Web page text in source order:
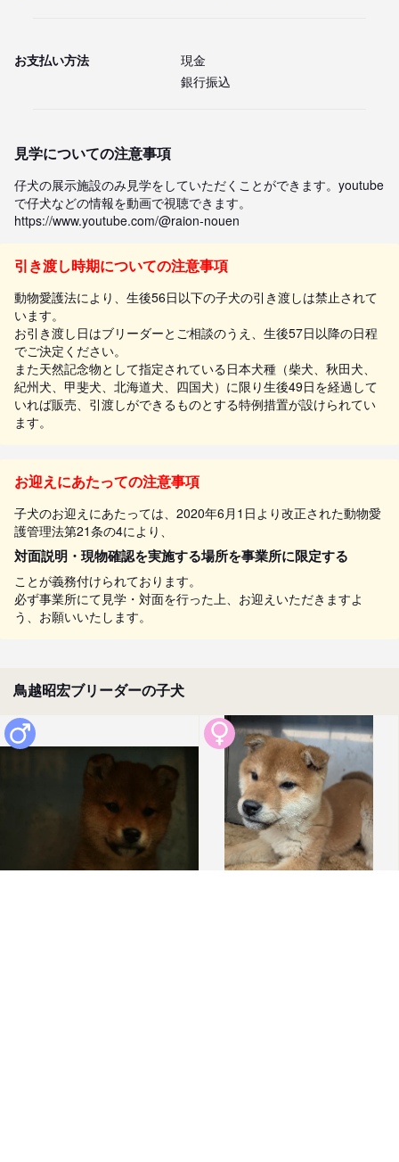
お支払い方法
現金
銀行振込
見学についての注意事項
仔犬の展示施設のみ見学をしていただくことができます。youtube
で仔犬などの情報を動画で視聴できます。
https://www.youtube.com/@raion-nouen
引き渡し時期についての注意事項
動物愛護法により、生後56日以下の子犬の引き渡しは禁止されて
います。
お引き渡し日はブリーダーとご相談のうえ、生後57日以降の日程
でご決定ください。
また天然記念物として指定されている日本犬種（柴犬、秋田犬、
紀州犬、甲斐犬、北海道犬、四国犬）に限り生後49日を経過して
いれば販売、引渡しができるものとする特例措置が設けられてい
ます。
お迎えにあたっての注意事項
子犬のお迎えにあたっては、2020年6月1日より改正された動物愛
護管理法第21条の4により、
対面説明・現物確認を実施する場所を事業所に限定する
ことが義務付けられております。
必ず事業所にて見学・対面を行った上、お迎えいただきますよ
う、お願いいたします。
鳥越昭宏ブリーダーの子犬